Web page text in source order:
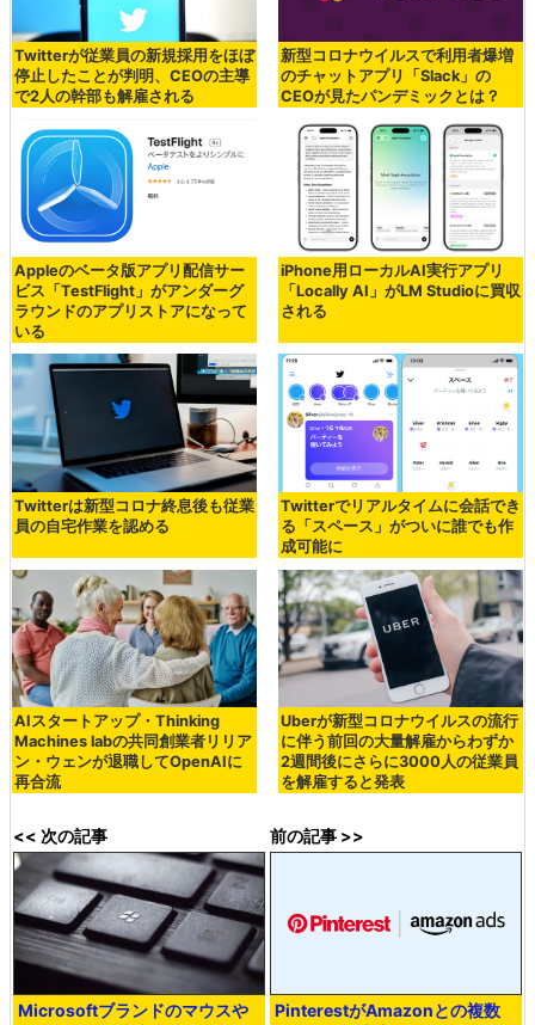
Twitterが従業員の新規採用をほぼ
停止したことが判明、CEOの主導
で2人の幹部も解雇される
新型コロナウイルスで利用者爆増
のチャットアプリ「Slack」の
CEOが見たパンデミックとは？
Appleのベータ版アプリ配信サー
ビス「TestFlight」がアンダーグ
ラウンドのアプリストアになって
いる
iPhone用ローカルAI実行アプリ
「Locally AI」がLM Studioに買収
される
Twitterは新型コロナ終息後も従業
員の自宅作業を認める
Twitterでリアルタイムに会話でき
る「スペース」がついに誰でも作
成可能に
AIスタートアップ・Thinking
Machines labの共同創業者リリア
ン・ウェンが退職してOpenAIに
再合流
Uberが新型コロナウイルスの流行
に伴う前回の大量解雇からわずか
2週間後にさらに3000人の従業員
を解雇すると発表
<< 次の記事
Microsoftブランドのマウスや
前の記事 >>
PinterestがAmazonとの複数